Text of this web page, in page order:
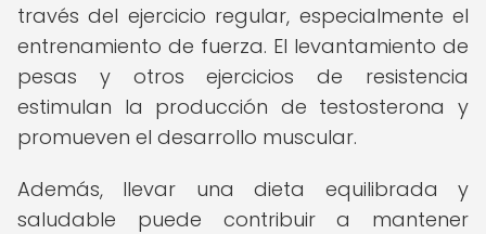
través del ejercicio regular, especialmente el
entrenamiento de fuerza. El levantamiento de
pesas y otros ejercicios de resistencia
estimulan la producción de testosterona y
promueven el desarrollo muscular.
Además, llevar una dieta equilibrada y
saludable puede contribuir a mantener